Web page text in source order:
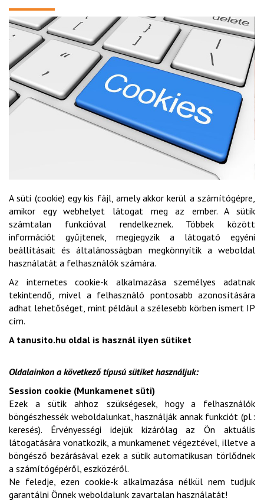
A süti (cookie) egy kis fájl, amely akkor kerül a számítógépre,
amikor egy webhelyet látogat meg az ember. A sütik
számtalan funkcióval rendelkeznek. Többek között
információt gyűjtenek, megjegyzik a látogató egyéni
beállításait és általánosságban megkönnyítik a weboldal
használatát a felhasználók számára.
Az internetes cookie-k alkalmazása személyes adatnak
tekintendő, mivel a felhasználó pontosabb azonosítására
adhat lehetőséget, mint például a szélesebb körben ismert IP
cím.
A tanusito.hu oldal is használ ilyen sütiket
Oldalainkon a következő típusú sütiket használjuk:
Session cookie (Munkamenet süti)
Ezek a sütik ahhoz szükségesek, hogy a felhasználók
böngészhessék weboldalunkat, használják annak funkciót (pl.:
keresés). Érvényességi idejük kizárólag az Ön aktuális
látogatására vonatkozik, a munkamenet végeztével, illetve a
böngésző bezárásával ezek a sütik automatikusan törlődnek
a számítógépéről, eszközéről.
Ne feledje, ezen cookie-k alkalmazása nélkül nem tudjuk
garantálni Önnek weboldalunk zavartalan használatát!